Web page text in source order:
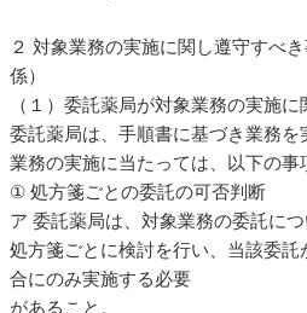
２ 対象業務の実施に関し遵守すべ
係）
（１）委託薬局が対象業務の実施
委託薬局は、手順書に基づき業務
業務の実施に当たっては、以下の事
① 処方箋ごとの委託の可否判断
ア 委託薬局は、対象業務の委託に
処方箋ごとに検討を行い、当該委
合にのみ実施する必要
があること。